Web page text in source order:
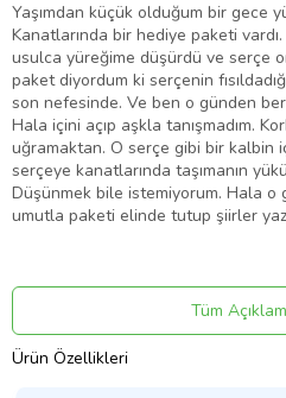
Yaşımdan küçük olduğum bir gece
Kanatlarında bir hediye paketi
usulca yüreğime düşürdü ve serçe
paket diyordum ki serçenin
son nefesinde. Ve ben o günden
Hala içini açıp aşkla tanışmadım.
uğramaktan. O serçe gibi bir kalbin
serçeye kanatlarında taşımanın
Düşünmek bile istemiyorum. Hala o
umutla paketi elinde tutup şiirler
Tüm
Ürün Özellikleri